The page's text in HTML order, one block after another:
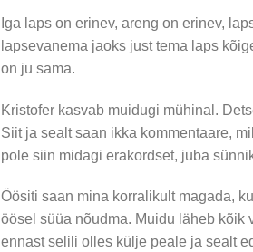
Iga laps on erinev, areng on erinev,
lapsevanema jaoks just tema laps
on ju sama.
Kristofer kasvab muidugi mühinal.
Siit ja sealt saan ikka kommentaare,
pole siin midagi erakordset, juba
Öösiti saan mina korralikult magada,
öösel süüa nõudma. Muidu läheb kõik
ennast selili olles külje peale ja sealt